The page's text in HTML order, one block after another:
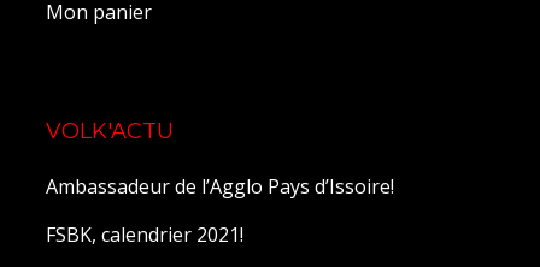
Mon panier
VOLK'ACTU
Ambassadeur de l’Agglo Pays d’Issoire!
FSBK, calendrier 2021!